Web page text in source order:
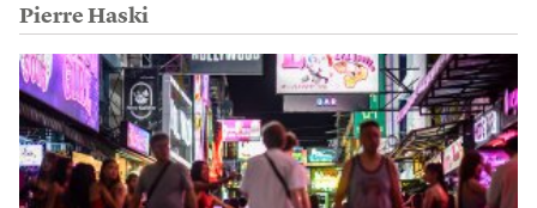
Pierre Haski